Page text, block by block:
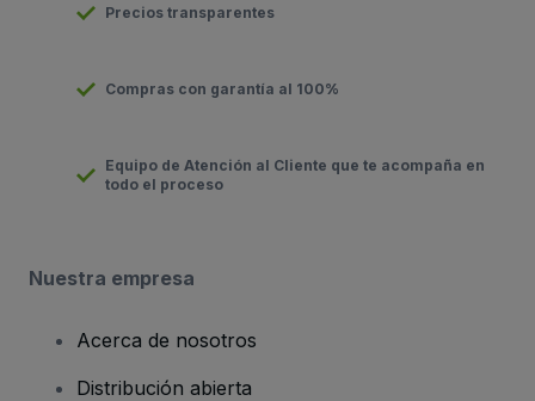
Precios transparentes
Compras con garantía al 100%
Equipo de Atención al Cliente que te acompaña en
todo el proceso
Nuestra empresa
Acerca de nosotros
Distribución abierta